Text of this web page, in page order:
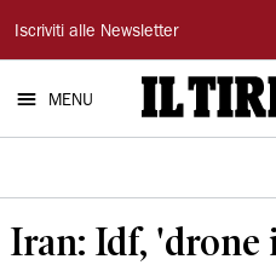
Il
Tirreno
Iscriviti alle Newsletter
MENU
Iran: Idf, 'drone